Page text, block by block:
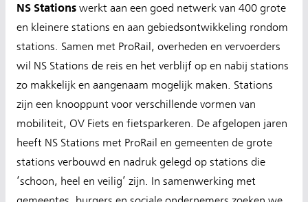
NS Stations werkt aan een goed netwerk van 400 grote
en kleinere stations en aan gebiedsontwikkeling rondom
stations. Samen met ProRail, overheden en vervoerders
wil NS Stations de reis en het verblijf op en nabij stations
zo makkelijk en aangenaam mogelijk maken. Stations
zijn een knooppunt voor verschillende vormen van
mobiliteit, OV Fiets en fietsparkeren. De afgelopen jaren
heeft NS Stations met ProRail en gemeenten de grote
stations verbouwd en nadruk gelegd op stations die
‘schoon, heel en veilig’ zijn. In samenwerking met